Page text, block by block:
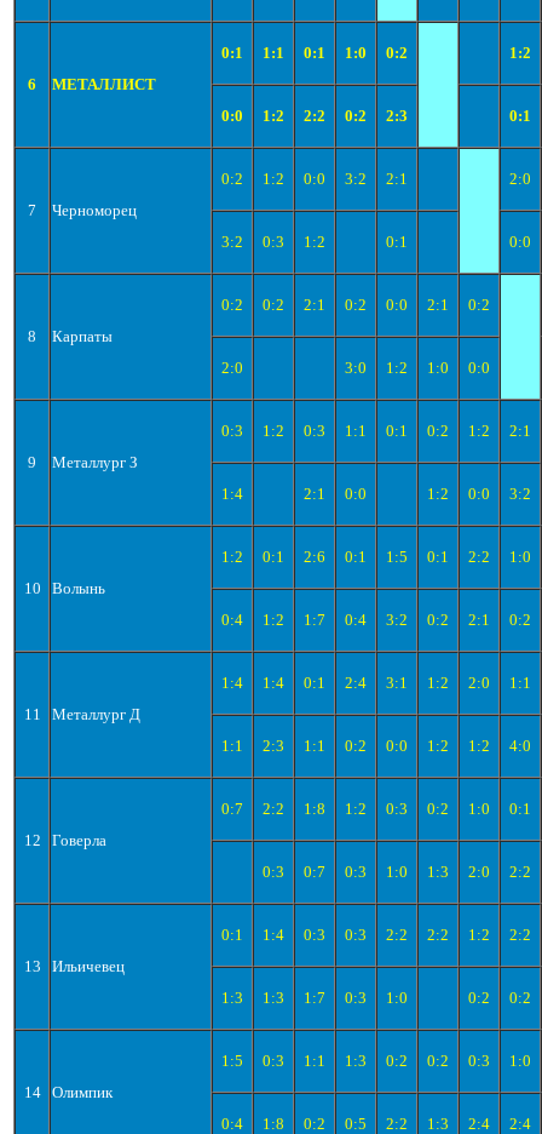
6 МЕТАЛЛИСТ
0:1 1:1 0:1 1:0 0:2 1:2
0:0 1:2 2:2 0:2 2:3 0:1
7 Черноморец
0:2 1:2 0:0 3:2 2:1 2:0
3:2 0:3 1:2 0:1 0:0
8 Карпаты
0:2 0:2 2:1 0:2 0:0 2:1 0:2
2:0 3:0 1:2 1:0 0:0
9 Металлург З
0:3 1:2 0:3 1:1 0:1 0:2 1:2 2:1
1:4 2:1 0:0 1:2 0:0 3:2
10 Волынь
1:2 0:1 2:6 0:1 1:5 0:1 2:2 1:0
0:4 1:2 1:7 0:4 3:2 0:2 2:1 0:2
11 Металлург Д
1:4 1:4 0:1 2:4 3:1 1:2 2:0 1:1
1:1 2:3 1:1 0:2 0:0 1:2 1:2 4:0
12 Говерла
0:7 2:2 1:8 1:2 0:3 0:2 1:0 0:1
0:3 0:7 0:3 1:0 1:3 2:0 2:2
13 Ильичевец
0:1 1:4 0:3 0:3 2:2 2:2 1:2 2:2
1:3 1:3 1:7 0:3 1:0 0:2 0:2
14 Олимпик
1:5 0:3 1:1 1:3 0:2 0:2 0:3 1:0
0:4 1:8 0:2 0:5 2:2 1:3 2:4 2:4